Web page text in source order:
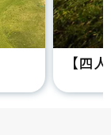
【四